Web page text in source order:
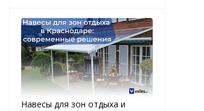
Навесы для зон отдыха и